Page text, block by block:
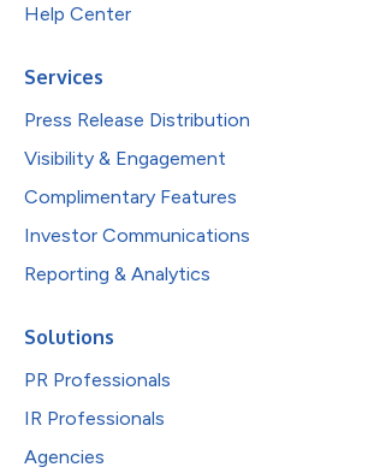
Help Center
Services
Press Release Distribution
Visibility & Engagement
Complimentary Features
Investor Communications
Reporting & Analytics
Solutions
PR Professionals
IR Professionals
Agencies